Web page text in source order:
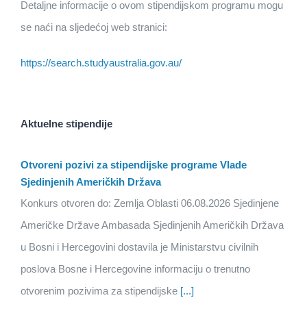
Detaljne informacije o ovom stipendijskom programu mogu
se naći na sljedećoj web stranici:
https://search.studyaustralia.gov.au/
Aktuelne stipendije
Otvoreni pozivi za stipendijske programe Vlade
Sjedinjenih Američkih Država
Konkurs otvoren do: Zemlja Oblasti 06.08.2026 Sjedinjene
Američke Države Ambasada Sjedinjenih Američkih Država
u Bosni i Hercegovini dostavila je Ministarstvu civilnih
poslova Bosne i Hercegovine informaciju o trenutno
otvorenim pozivima za stipendijske [...]